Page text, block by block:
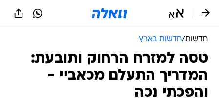
חדשות/חדשות בארץ
טסה למזרח הרחוק ותובעת:
המדריך התעלם מכאביי -
והפכתי נכה